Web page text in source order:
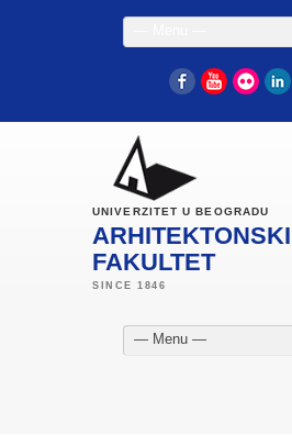
FacebookYouTube
Flickr
UNIVERZITET U BEOGRADU
ARHITEKTONSKI
FAKULTET
— Menu —